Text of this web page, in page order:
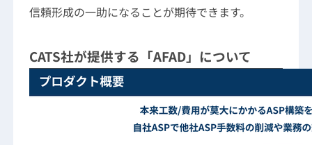
信頼形成の一助になることが期待できます。
CATS社が提供する「AFAD」について